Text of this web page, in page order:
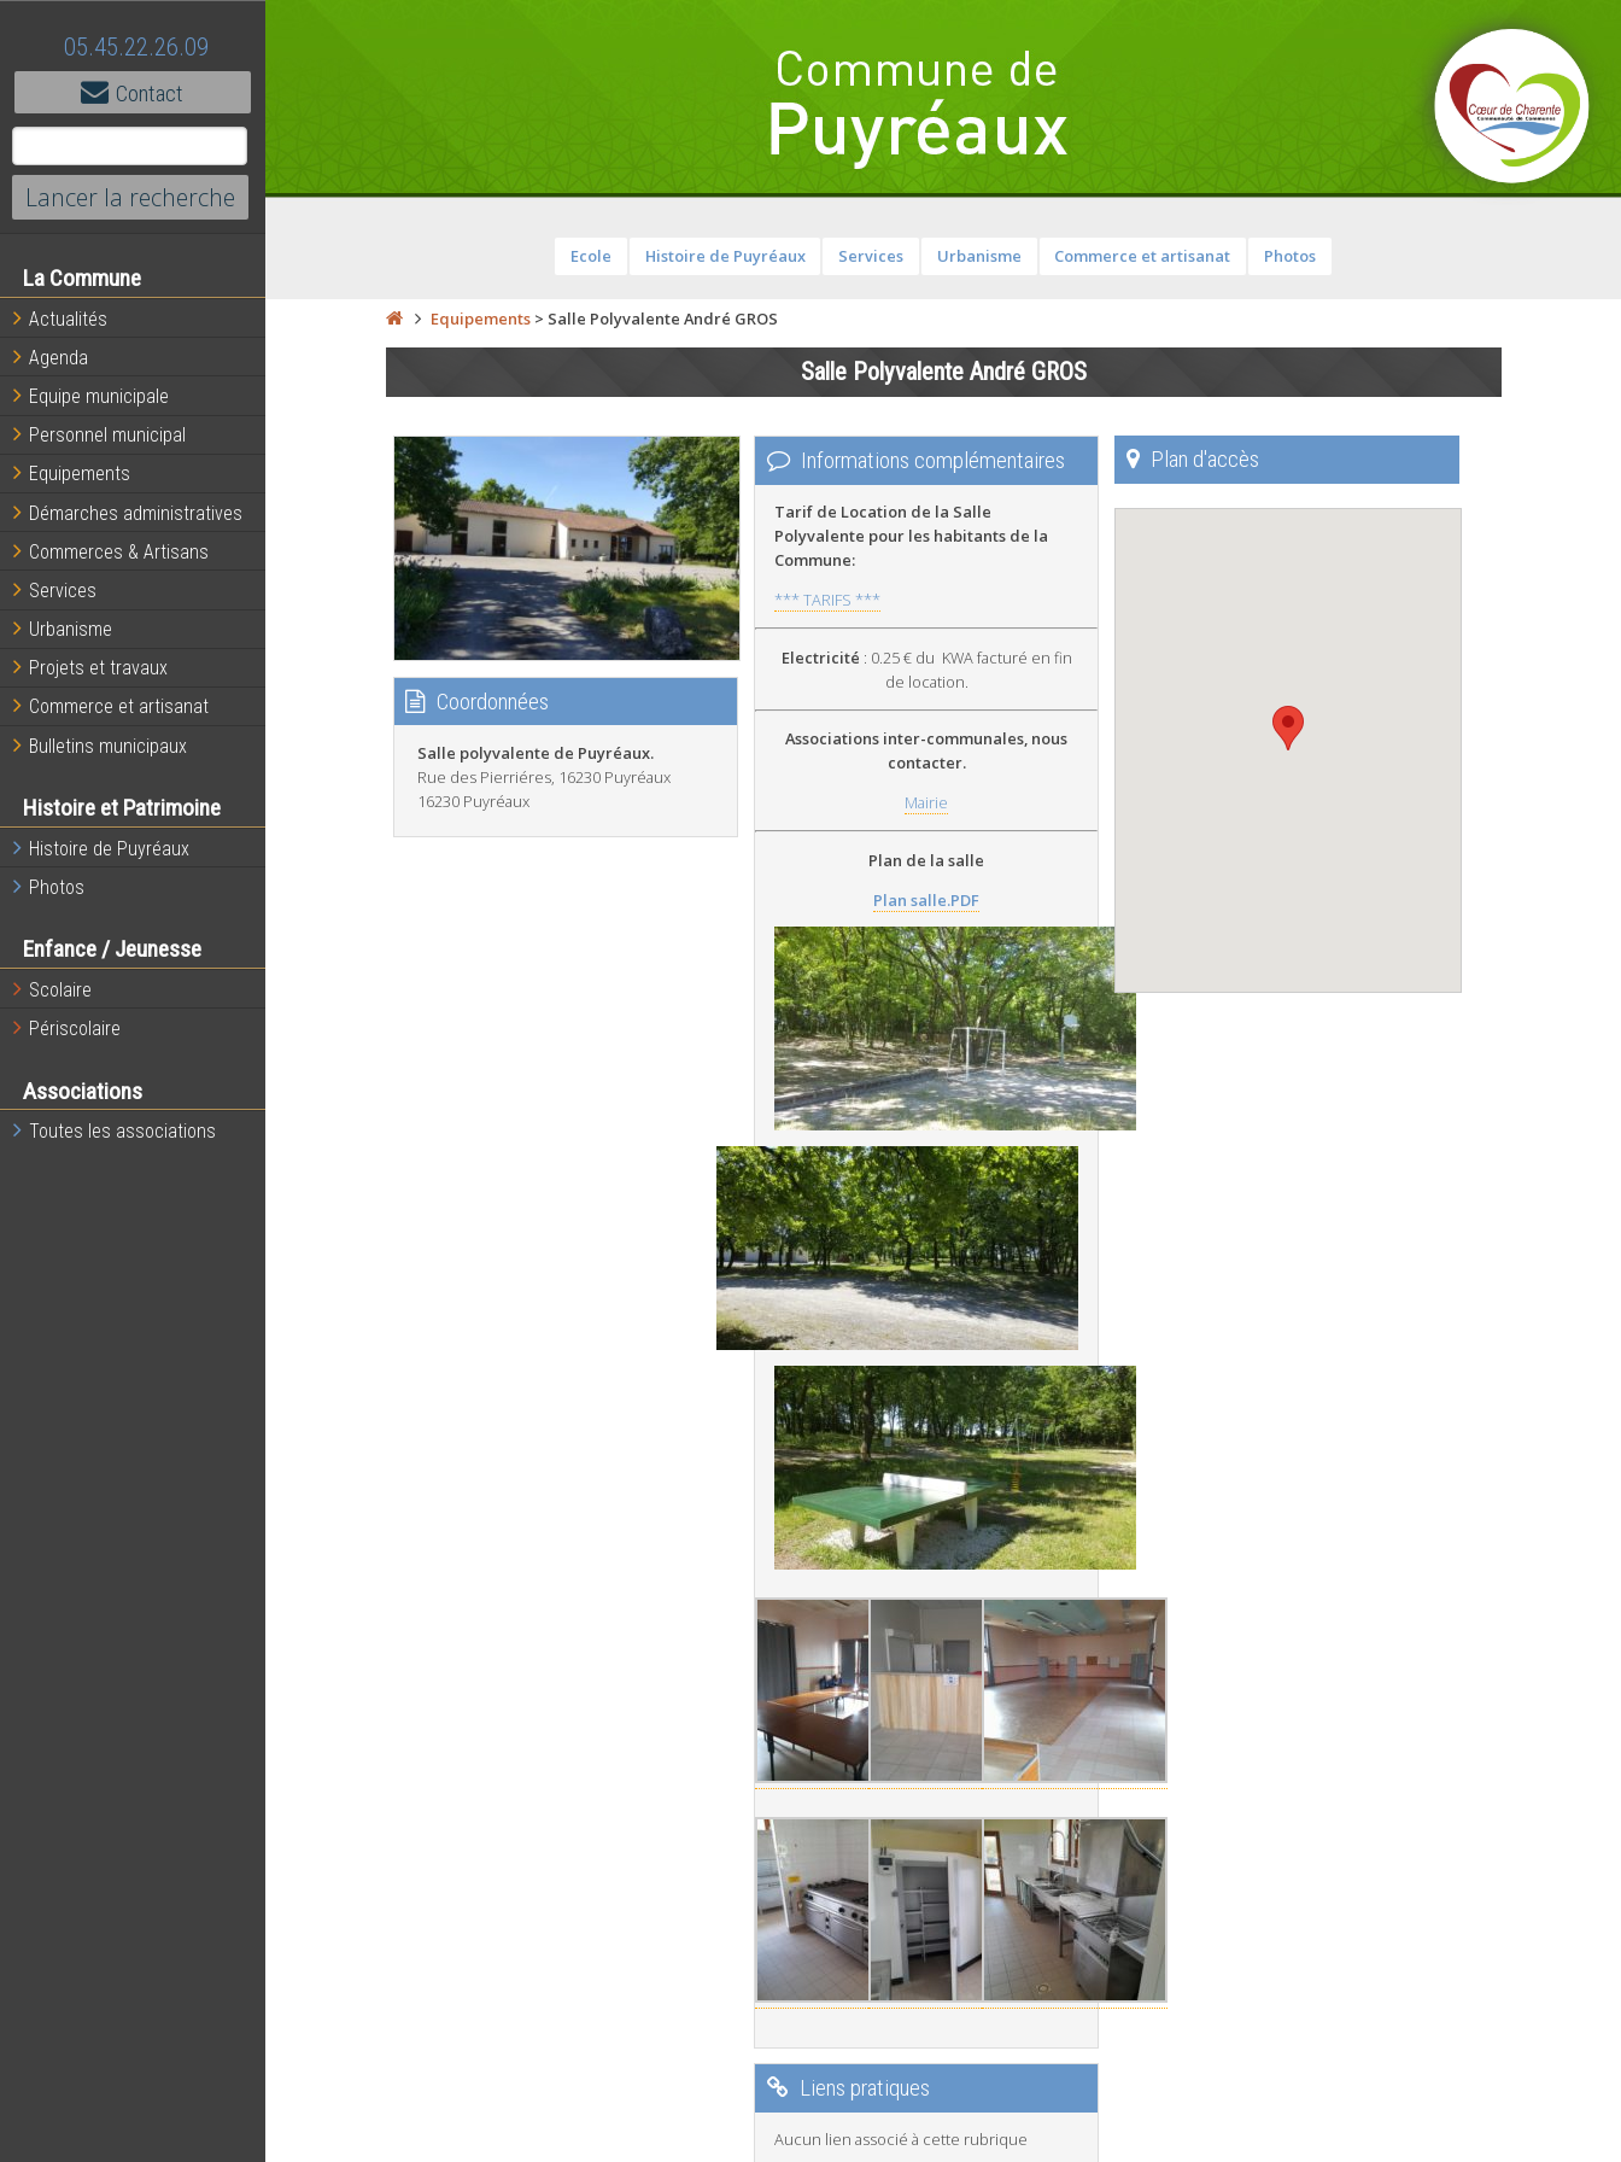
05.45.22.26.09
Contact
La Commune
Actualités
Agenda
Equipe municipale
Personnel municipal
Equipements
Démarches administratives
Commerces & Artisans
Services
Urbanisme
Projets et travaux
Commerce et artisanat
Bulletins municipaux
Histoire et Patrimoine
Histoire de Puyréaux
Photos
Enfance / Jeunesse
Scolaire
Périscolaire
Associations
Toutes les associations
Ecole Histoire de Puyréaux Services Urbanisme Commerce et artisanat Photos
Equipements> Salle Polyvalente André GROS
Salle Polyvalente André GROS
Coordonnées
Salle polyvalente de Puyréaux.
Rue des Pierriéres, 16230 Puyréaux
16230 Puyréaux
Informations complémentaires
Tarif de Location de la Salle
Polyvalente pour les habitants de la
Commune:
*** TARIFS ***
Electricité : 0.25 € du KWA facturé en fin
de location.
Associations inter-communales, nous
contacter.
Mairie
Plan de la salle
Plan salle.PDF
Liens pratiques
Aucun lien associé à cette rubrique
Plan d'accès